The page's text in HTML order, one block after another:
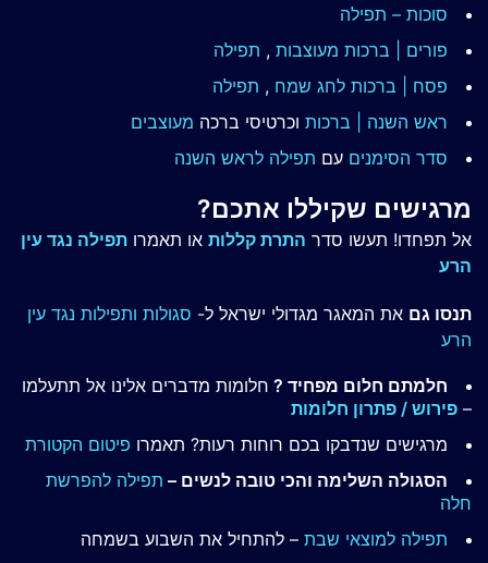
סוכות – תפילה
פורים | ברכות מעוצבות , תפילה
פסח | ברכות לחג שמח , תפילה
ראש השנה | ברכות וכרטיסי ברכה מעוצבים
סדר הסימנים עם תפילה לראש השנה
מרגישים שקיללו אתכם?
אל תפחדו! תעשו סדר התרת קללות או תאמרו תפילה נגד עין
הרע
תנסו גם את המאגר מגדולי ישראל ל- סגולות ותפילות נגד עין
הרע
חלמתם חלום מפחיד ? חלומות מדברים אלינו אל תתעלמו
– פירוש / פתרון חלומות
מרגישים שנדבקו בכם רוחות רעות? תאמרו פיטום הקטורת
הסגולה השלימה והכי טובה לנשים – תפילה להפרשת
חלה
תפילה למוצאי שבת – להתחיל את השבוע בשמחה